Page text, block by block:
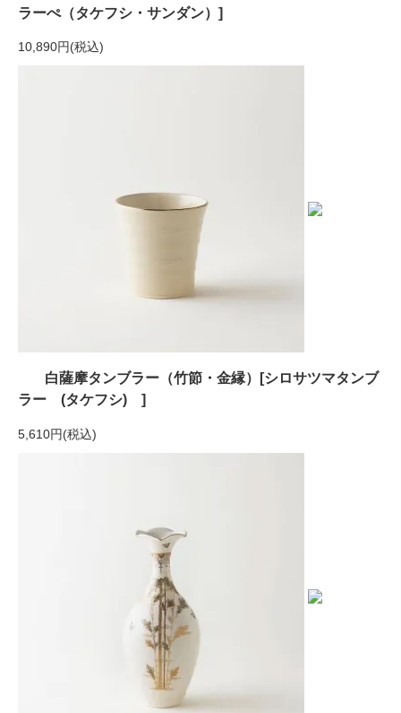
ラーぺ（タケフシ・サンダン）]
10,890円(税込)
白薩摩タンブラー（竹節・金縁）[シロサツマタンブ
ラー (タケフシ) ]
5,610円(税込)